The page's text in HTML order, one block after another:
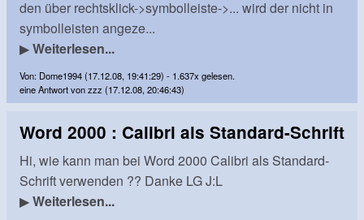
den über rechtsklick->symbolleiste->... wird der nicht in
symbolleisten angeze...
▶Weiterlesen...
Von: Dome1994 (17.12.08, 19:41:29) - 1.637x gelesen.
eine Antwort von zzz (17.12.08, 20:46:43)
Word 2000 : Calibri als Standard-Schrift
Hi, wie kann man bei Word 2000 Calibri als Standard-
Schrift verwenden ?? Danke LG J:L
▶Weiterlesen...